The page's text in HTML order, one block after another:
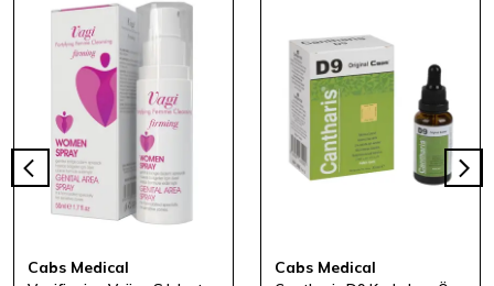
Cabs Medical Cabs Medical